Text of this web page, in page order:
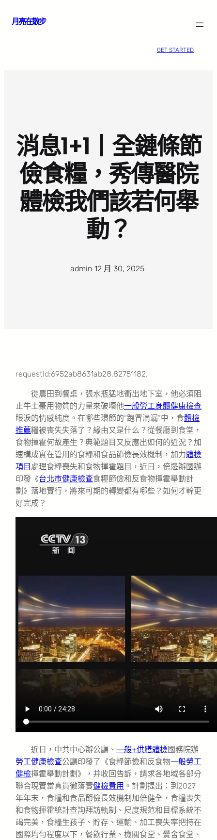
月亮在散步
GET STARTED
消息1+1丨全鏈條節
儉食糧，秀傳醫院
體檢我們該若何舉
動？
admin 12 月 30, 2025
requestId:6952ab8631ab28.82751182.
從農田到餐桌，張水瓶猛地衝出地下室，他必須阻
止牛土豪用物質的力量來破壞他一般勞工身體健康檢查
眼淚的情感純度。在哪些環節的“跑冒滴漏”中，食體檢
推薦糧被喪失失落了？緣由又是什么？從餐廳到食堂，
食物揮霍何故產生？典範題目又反應出如何的近況？加
速構成實在管用的食糧和食品節儉長效機制，加力體檢
項目 處理食糧喪失和食物揮霍題目，近日，傍邊辦國辦
印發《台北巿健康檢查食糧節儉和反食物揮霍舉動計
劃》落地實行，將來可期的轉變都有哪些？如何才幹更
好完成？
近日，中共中心辦公廳、 一般+供膳體檢國務院辦
勞工健康檢查公廳印發了《食糧節儉和反食物一般勞工
健檢揮霍舉動計劃》，并收回告訴，請求各地域各部分
聯合現實當真貫徹落實健檢費用 。計劃提出：到2027
年年末，食糧和食品節儉長效機制加倍健全，食糧喪失
和食物揮霍統計查詢拜訪軌制、尺度規范和目標系統不
竭完美，食糧生孩子、貯存、運輸、加工喪失率把持在
國際均勻程度以下，餐飲行業、機關食堂、黌舍食堂、